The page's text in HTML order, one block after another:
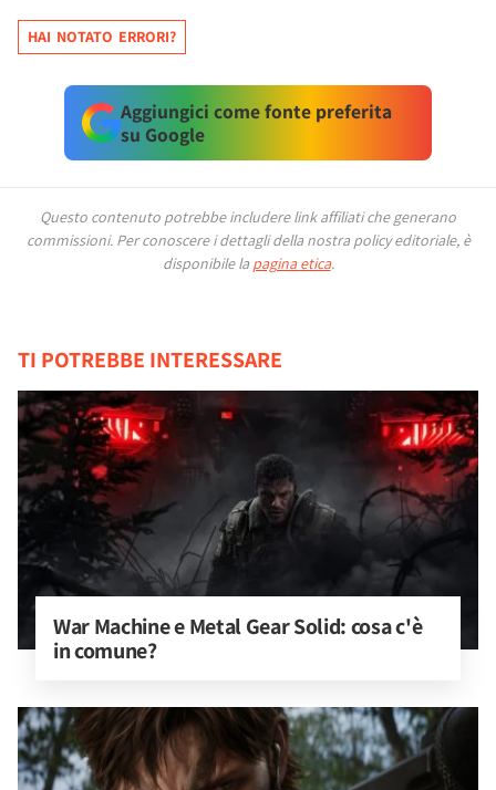
HAI NOTATO ERRORI?
Aggiungici come fonte preferita
su Google
Questo contenuto potrebbe includere link affiliati che generano
commissioni. Per conoscere i dettagli della nostra policy editoriale, è
disponibile la pagina etica.
TI POTREBBE INTERESSARE
War Machine e Metal Gear Solid: cosa c'è
in comune?